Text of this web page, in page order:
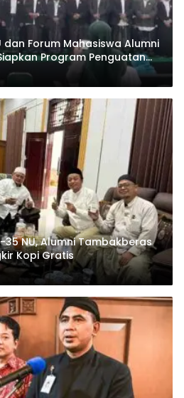
dan Forum Mahasiswa Alumni
Program Penguatan
NU, Alumni Tambakberas
Kopi Gratis